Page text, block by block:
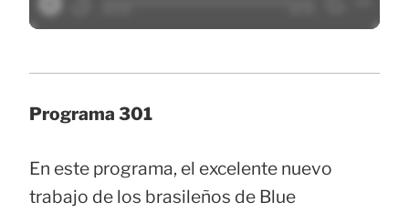
Programa 301
En este programa, el excelente nuevo
trabajo de los brasileños de Blue